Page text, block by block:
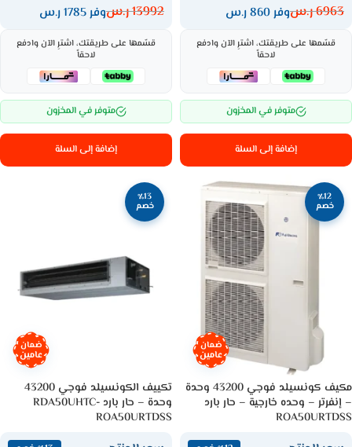
6963ر.سوفر 860 ر.س
قسّمها على طريقتك، اشترِ الآن وادفع
لاحقاً
متوفر في المخزون
إضافة إلى السلة
13992ر.سوفر 1785 ر.س
قسّمها على طريقتك، اشترِ الآن وادفع
لاحقاً
متوفر في المخزون
إضافة إلى السلة
٪12
خصم
ضمان
عامين
مكيف كونسيلد فوجي 43200 وحدة
– إنفرتر – وحده خارجية – حار بارد
ROA50URTDSS
٪13
خصم
ضمان
عامين
تكييف الكونسيلد فوجي 43200
وحدة – حار بارد RDA50UHTC-
ROA50URTDSS